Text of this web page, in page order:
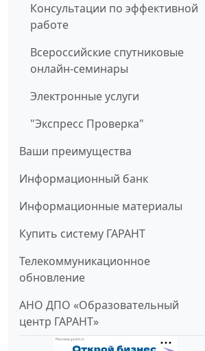
Консультации по эффективной
работе
Всероссийские спутниковые
онлайн-семинары
Электронные услуги
"Экспресс Проверка"
Ваши преимущества
Информационный банк
Информационные материалы
Купить систему ГАРАНТ
Телекоммуникационное
обновление
АНО ДПО «Образовательный
центр ГАРАНТ»